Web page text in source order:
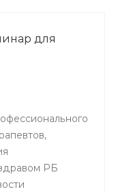
для
РБ